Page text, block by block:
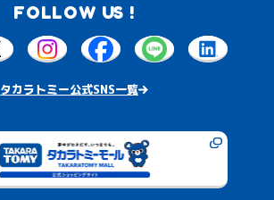
FOLLOW US !
タカラトミー公式SNS一覧